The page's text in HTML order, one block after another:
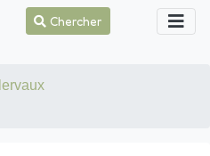
Chercher